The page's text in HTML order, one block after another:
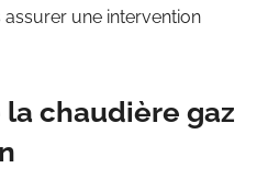
une intervention
chaudière gaz